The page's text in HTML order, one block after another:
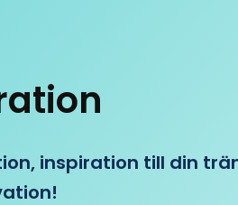
inspiration till din